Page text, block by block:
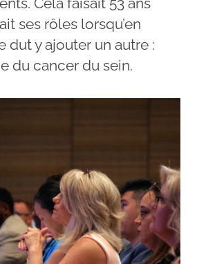
ses rôles lorsqu’en
dut y ajouter un autre :
du cancer du sein.